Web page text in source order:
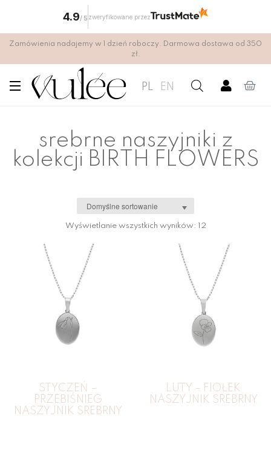
Zamówienia nadajemy w 1 dzień roboczy. Darmowa dostawa od 350
zł.
PL EN
srebrne naszyjniki z
kolekcji BIRTH FLOWERS
Wyświetlanie wszystkich wyników: 12
STYCZEŃ –
PRZEBIŚNIEG
NASZYJNIK SREBRNY
LUTY – FIOŁEK
NASZYJNIK SREBRNY
4.9/ 5 zweryfikowane przez